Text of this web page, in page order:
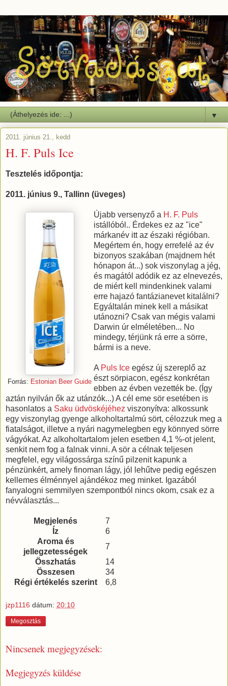
▼
2011. június 21., kedd
H. F. Puls Ice
Tesztelés időpontja:
2011. június 9., Tallinn (üveges)
Forrás: Estonian Beer Guide
Újabb versenyző a H. F. Puls
istállóból.. Érdekes ez az "ice"
márkanév itt az északi régióban.
Megértem én, hogy errefelé az év
bizonyos szakában (majdnem hét
hónapon át...) sok viszonylag a jég,
és magától adódik ez az elnevezés,
de miért kell mindenkinek valami
erre hajazó fantázianevet kitalálni?
Egyáltalán minek kell a másikat
utánozni? Csak van mégis valami
Darwin úr elméletében... No
mindegy, térjünk rá erre a sörre,
bármi is a neve.
A Puls Ice egész új szereplő az
észt sörpiacon, egész konkrétan
ebben az évben vezették be. (Így
aztán nyilván ők az utánzók...) A cél eme sör esetében is
hasonlatos a Saku üdvöskéjéhez viszonyítva: alkossunk
egy viszonylag gyenge alkoholtartalmú sört, célozzuk meg a
fiatalságot, illetve a nyári nagymelegben egy könnyed sörre
vágyókat. Az alkoholtartalom jelen esetben 4,1 %-ot jelent,
senkit nem fog a falnak vinni. A sör a célnak teljesen
megfelel, egy világossárga színű pilzenit kapunk a
pénzünkért, amely finoman lágy, jól lehűtve pedig egészen
kellemes élménnyel ajándékoz meg minket. Igazából
fanyalogni semmilyen szempontból nincs okom, csak ez a
névválasztás...
Megjelenés
7
Íz
6
Aroma és
jellegzetességek
7
Összhatás
14
Összesen
34
Régi értékelés szerint
6,8
jzp1116 dátum: 20:10
Megosztás
Nincsenek megjegyzések:
Megjegyzés küldése